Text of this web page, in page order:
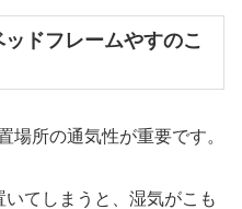
ドフレームやすのこ
場所の通気性が重要です。
てしまうと、湿気がこも